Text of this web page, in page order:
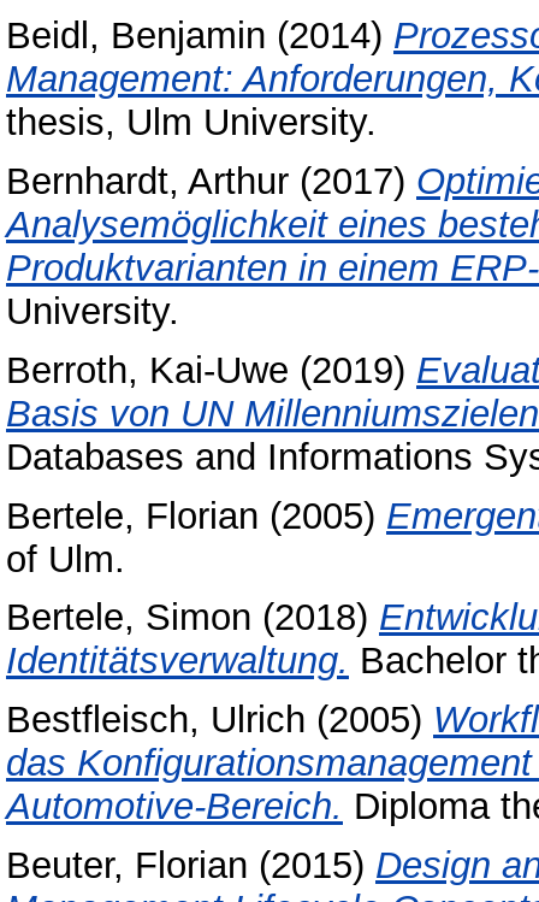
Beidl, Benjamin (2014)
Management: Anforderungen,
thesis, Ulm University.
Bernhardt, Arthur (2017)
Analysemöglichkeit eines
Produktvarianten in einem
University.
Berroth, Kai-Uwe (2019)
Basis von UN
Databases and Informations
Bertele, Florian (2005)
of Ulm.
Bertele, Simon (2018)
Identitätsverwaltung. Bachelor
Bestfleisch, Ulrich (2005)
das
Automotive-Bereich. Diploma
Beuter, Florian (2015) Design